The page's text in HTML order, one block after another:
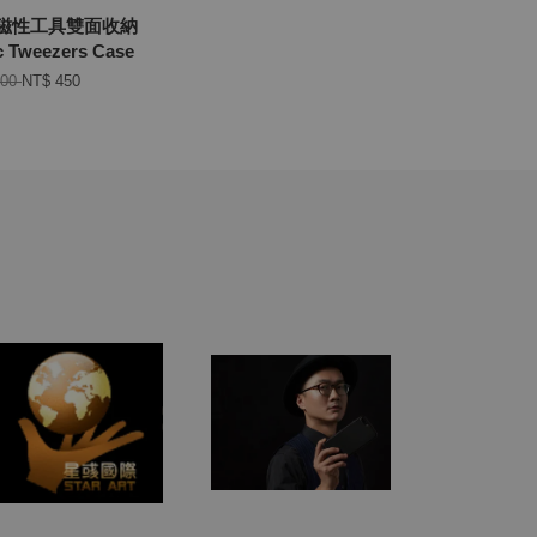
性工具雙面收納
Tweezers Case
NT$ 450